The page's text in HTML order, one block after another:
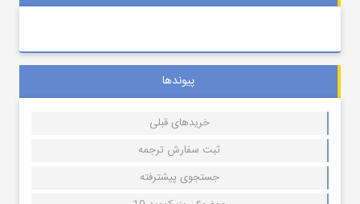
پیوندها
خریدهای قبلی
ثبت سفارش ترجمه
جستجوی پیشترفته